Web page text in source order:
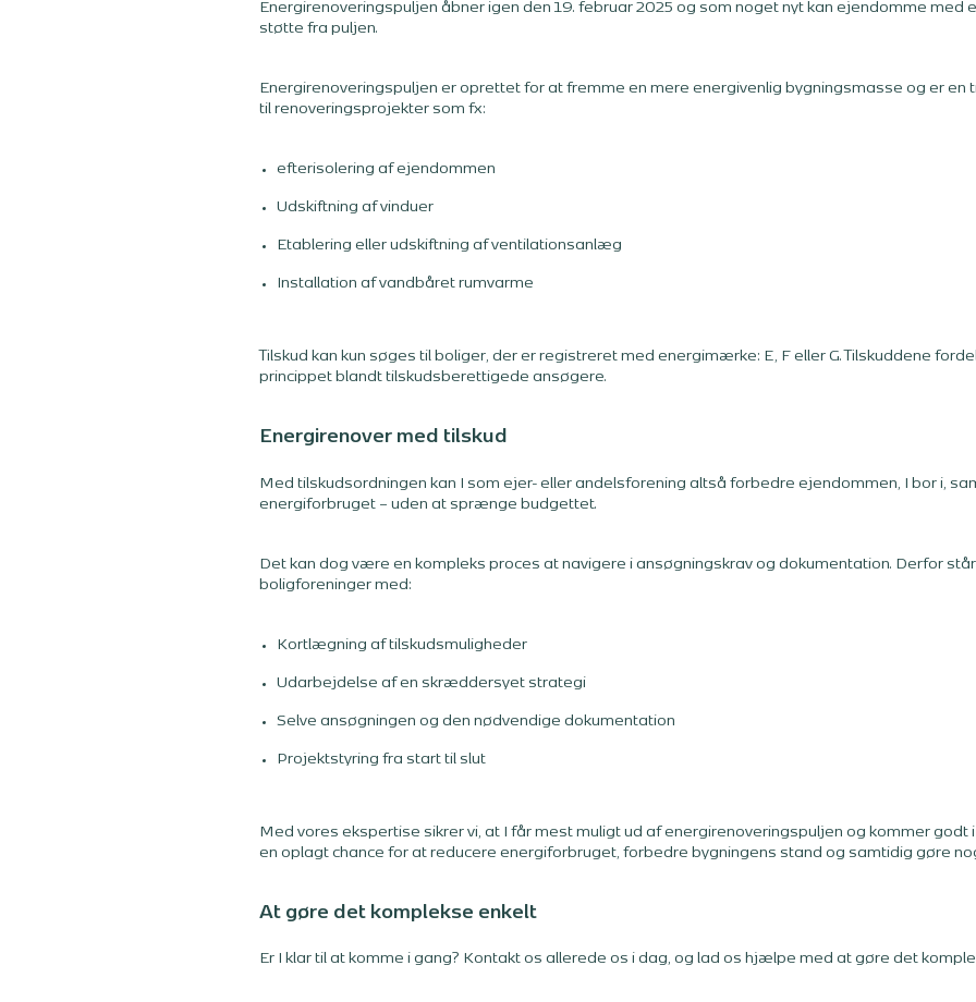
Energirenoveringspuljen åbner igen den 19. februar 2025 og som noget nyt kan ejendomme
støtte fra puljen.
Energirenoveringspuljen er oprettet for at fremme en mere energivenlig bygningsmasse og er en
til renoveringsprojekter som fx:
efterisolering af ejendommen
Udskiftning af vinduer
Etablering eller udskiftning af ventilationsanlæg
Installation af vandbåret rumvarme
Tilskud kan kun søges til boliger, der er registreret med energimærke: E, F eller G. Tilskuddene
princippet blandt tilskudsberettigede ansøgere.
Energirenover med tilskud
Med tilskudsordningen kan I som ejer- eller andelsforening altså forbedre ejendommen, I bor i,
energiforbruget – uden at sprænge budgettet.
Det kan dog være en kompleks proces at navigere i ansøgningskrav og dokumentation. Derfor
boligforeninger med:
Kortlægning af tilskudsmuligheder
Udarbejdelse af en skræddersyet strategi
Selve ansøgningen og den nødvendige dokumentation
Projektstyring fra start til slut
Med vores ekspertise sikrer vi, at I får mest muligt ud af energirenoveringspuljen og kommer godt
en oplagt chance for at reducere energiforbruget, forbedre bygningens stand og samtidig gøre
At gøre det komplekse enkelt
Er I klar til at komme i gang? Kontakt os allerede os i dag, og lad os hjælpe med at gøre det